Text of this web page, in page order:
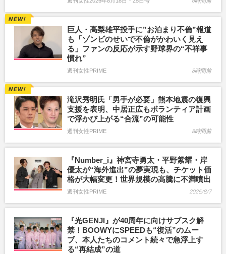
巨人・高梨雄平投手に”お泊まり不倫”報道
も「ゾンビのせいで不倫がかわいく見え
る」ファンの反応が示す野球界の“不祥事
慣れ”
週刊女性PRIME 8時間前
滝沢秀明氏「男手が必要」熊本地震の復興
支援を表明、中居正広もボランティア計画
で浮かび上がる“合流”の可能性
週刊女性PRIME 8時間前
『Number_i』神宮寺勇太・平野紫耀・岸
優太が“海外進出”の夢実現も、チケット価
格が大幅変更！世界規模の高騰に不満噴出
週刊女性PRIME 2026/8/7
『光GENJI』が40周年に向けサブスク解
禁！BOOWYにSPEEDも“復活”のムー
ブ、本人たちのコメント続々で急浮上す
る“再結成”の道